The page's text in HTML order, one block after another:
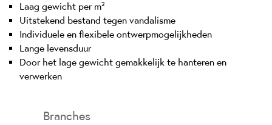
Laag gewicht per m²
Uitstekend bestand tegen vandalisme
Individuele en flexibele ontwerpmogelijkheden
Lange levensduur
Door het lage gewicht gemakkelijk te hanteren en
verwerken
Branches